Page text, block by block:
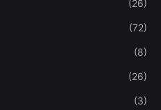
(26)
(72)
(8)
(26)
(3)